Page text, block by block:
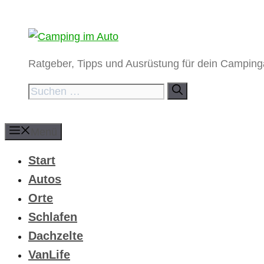
Inhalt
Ratgeber, Tipps und Ausrüstung für dein
Suchen
Start
Autos
Orte
Schlafen
Dachzelte
VanLife